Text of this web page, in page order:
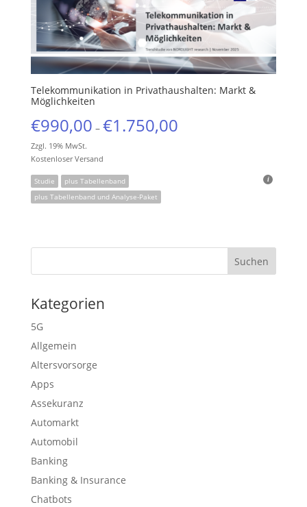
Telekommunikation in Privathaushalten: Markt &
Möglichkeiten
€990,00 – €1.750,00
Zzgl. 19% MwSt.
Kostenloser Versand
Studie
plus Tabellenband
plus Tabellenband und Analyse-Paket
Kategorien
5G
Allgemein
Altersvorsorge
Apps
Assekuranz
Automarkt
Automobil
Banking
Banking & Insurance
Chatbots